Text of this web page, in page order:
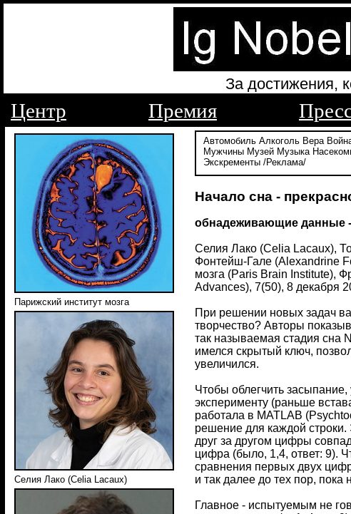
За достижения,
Центр Премия
Парижский институт мозга
Селия Лако (Celia Lacaux)
Автомобиль Алкоголь Вера
Мужчины Музей Музыка
Экскременты /Реклама/
Начало сна -
обнадеживающие данные -
Селия Лако (Celia Lacaux),
Фонтейш-Гале (Alexandrine
мозга (Paris Brain Institute),
Advances), 7(50), 8 декабря
При решении новых задач
творчество? Авторы
так называемая стадия сна
имелся скрытый ключ,
увеличился.
Чтобы облегчить
эксперименту (раньше
работала в MATLAB
решение для каждой
друг за другом цифры
цифра (было, 1,4, ответ: 9).
сравнения первых двух
и так далее до тех пор, пока
Главное - испытуемым не